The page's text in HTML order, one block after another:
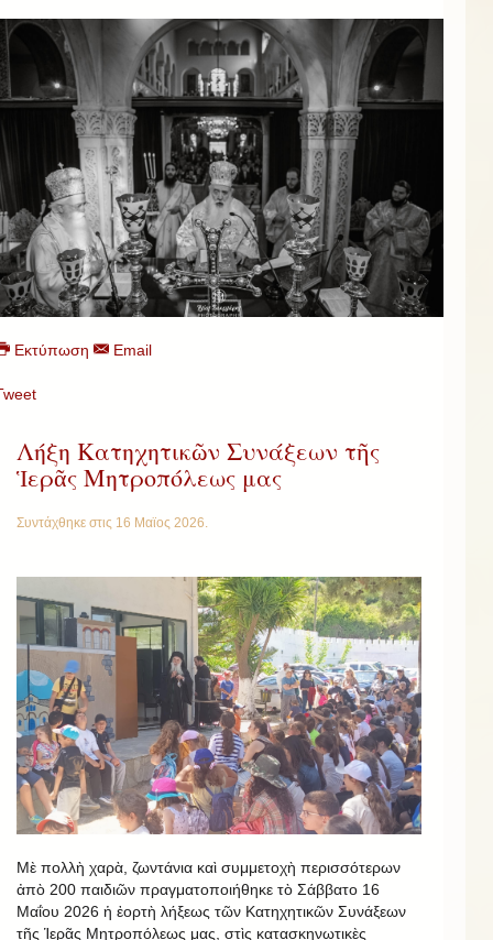
Εκτύπωση Email
Λήξη Κατηχητικῶν Συνάξεων τῆς
Ἱερᾶς Μητροπόλεως μας
Συντάχθηκε στις 16 Μαϊος 2026.
Μὲ πολλὴ χαρὰ, ζωντάνια καὶ συμμετοχὴ περισσότερων
ἀπὸ 200 παιδιῶν πραγματοποιήθηκε τὸ Σάββατο 16
Μαΐου 2026 ἡ ἐορτὴ λήξεως τῶν Κατηχητικῶν Συνάξεων
τῆς Ἱερᾶς Μητροπόλεως μας, στὶς κατασκηνωτικὲς